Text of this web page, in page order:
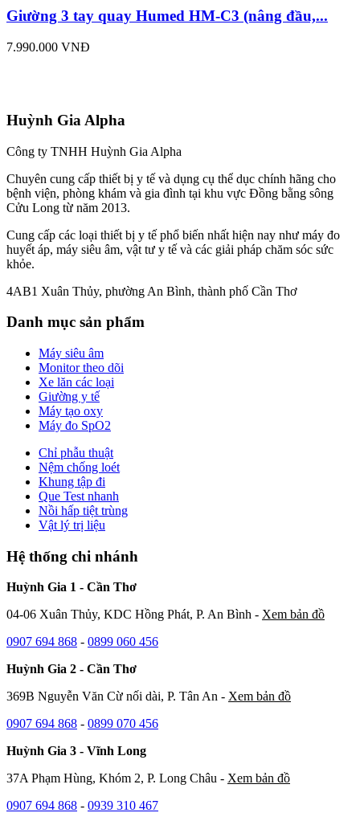
Giường 3 tay quay Humed HM-C3 (nâng đầu,...
7.990.000 VNĐ
Huỳnh Gia Alpha
Công ty TNHH Huỳnh Gia Alpha
Chuyên cung cấp thiết bị y tế và dụng cụ thể dục chính hãng cho
bệnh viện, phòng khám và gia đình tại khu vực Đồng bằng sông
Cửu Long từ năm 2013.
Cung cấp các loại thiết bị y tế phổ biến nhất hiện nay như máy đo
huyết áp, máy siêu âm, vật tư y tế và các giải pháp chăm sóc sức
khỏe.
4AB1 Xuân Thủy, phường An Bình, thành phố Cần Thơ
Danh mục sản phẩm
Máy siêu âm
Monitor theo dõi
Xe lăn các loại
Giường y tế
Máy tạo oxy
Máy đo SpO2
Chỉ phẫu thuật
Nệm chống loét
Khung tập đi
Que Test nhanh
Nồi hấp tiệt trùng
Vật lý trị liệu
Hệ thống chi nhánh
Huỳnh Gia 1 - Cần Thơ
04-06 Xuân Thủy, KDC Hồng Phát, P. An Bình - Xem bản đồ
0907 694 868 - 0899 060 456
Huỳnh Gia 2 - Cần Thơ
369B Nguyễn Văn Cừ nối dài, P. Tân An - Xem bản đồ
0907 694 868 - 0899 070 456
Huỳnh Gia 3 - Vĩnh Long
37A Phạm Hùng, Khóm 2, P. Long Châu - Xem bản đồ
0907 694 868 - 0939 310 467